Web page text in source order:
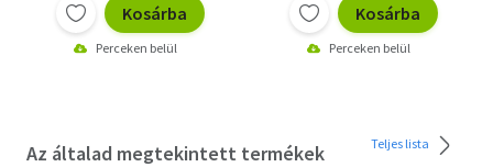
Kosárba
Perceken belül
Kosárba
Perceken belül
Az általad megtekintett termékek Teljes lista